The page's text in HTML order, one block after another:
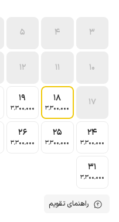
3
4
5
10
11
12
17
18
3٬300٬000
19
3٬300٬000
24
3٬300٬000
25
3٬300٬000
26
3٬300٬000
31
3٬300٬000
راهنمای تقویم